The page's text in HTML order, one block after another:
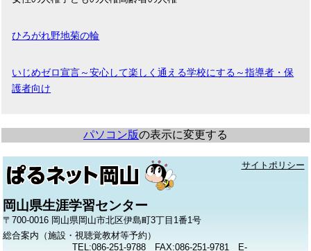
ひろがれ野地菊の輪
いじめゼロ宣言～安心して楽しく通える学校にする～指導者・保
護者向け
パソコン版の表示に変更する
サイトポリシー
岡山県生涯学習センター
〒700-0016 岡山県岡山市北区伊島町3丁目1番1号
総合案内（施設・視聴覚教材等予約）
TEL:086-251-9788 FAX:086-251-9781 E-